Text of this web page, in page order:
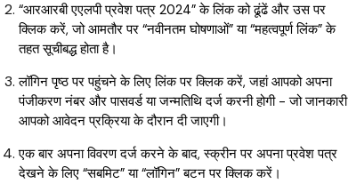
“आरआरबी एएलपी प्रवेश पत्र 2024” के लिंक को ढूंढें और उस पर
क्लिक करें, जो आमतौर पर “नवीनतम घोषणाओं” या “महत्वपूर्ण लिंक” के
तहत सूचीबद्ध होता है।
लॉगिन पृष्ठ पर पहुंचने के लिए लिंक पर क्लिक करें, जहां आपको अपना
पंजीकरण नंबर और पासवर्ड या जन्मतिथि दर्ज करनी होगी - जो जानकारी
आपको आवेदन प्रक्रिया के दौरान दी जाएगी।
एक बार अपना विवरण दर्ज करने के बाद, स्क्रीन पर अपना प्रवेश पत्र
देखने के लिए “सबमिट” या “लॉगिन” बटन पर क्लिक करें।